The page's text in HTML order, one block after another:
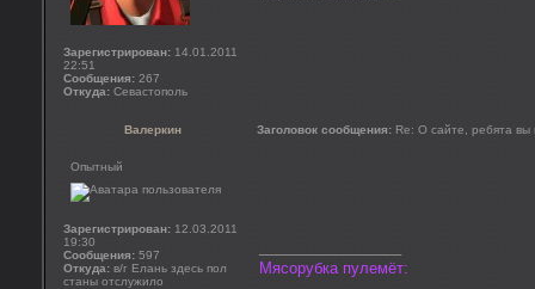
Зарегистрирован: 14.01.2011
22:51
Сообщения: 267
Откуда: Севастополь
Валеркин Заголовок сообщения: Re: О сайте, ребята вы
Опытный
Зарегистрирован: 12.03.2011
19:30
Сообщения: 597
Откуда: в/г Елань здесь пол
станы отслужило
Мясорубка пулемёт: